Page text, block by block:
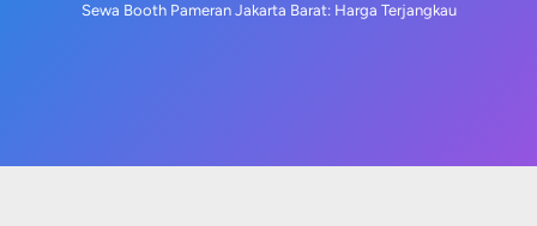
Sewa Booth Pameran Jakarta Barat: Harga Terjangkau